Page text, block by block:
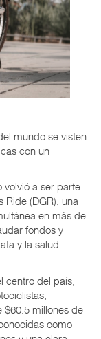
mundo se visten
con un
volvió a ser parte
Ride (DGR), una
en más de
fondos y
y la salud
centro del país,
$60.5 millones de
como